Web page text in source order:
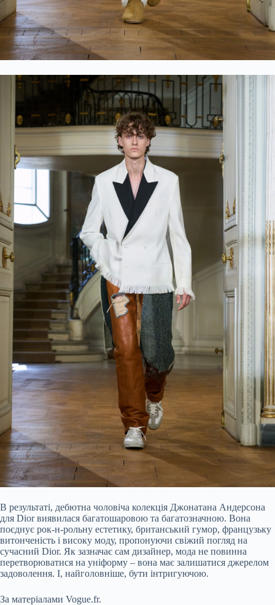
В результаті, дебютна чоловіча колекція Джонатана Андерсона
для Dior виявилася багатошаровою та багатозначною. Вона
поєднує рок-н-рольну естетику, британський гумор, французьку
витонченість і високу моду, пропонуючи свіжий погляд на
сучасний Dior. Як зазначає сам дизайнер, мода не повинна
перетворюватися на уніформу – вона має залишатися джерелом
задоволення. І, найголовніше, бути інтригуючою.
За матеріалами Vogue.fr.